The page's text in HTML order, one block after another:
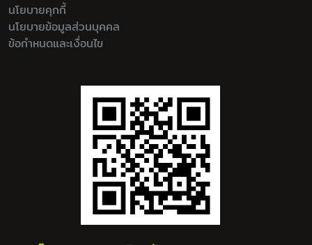
นโยบายคุกกี้
นโยบายข้อมูลส่วนบุคคล
ข้อกำหนดและเงื่อนไข